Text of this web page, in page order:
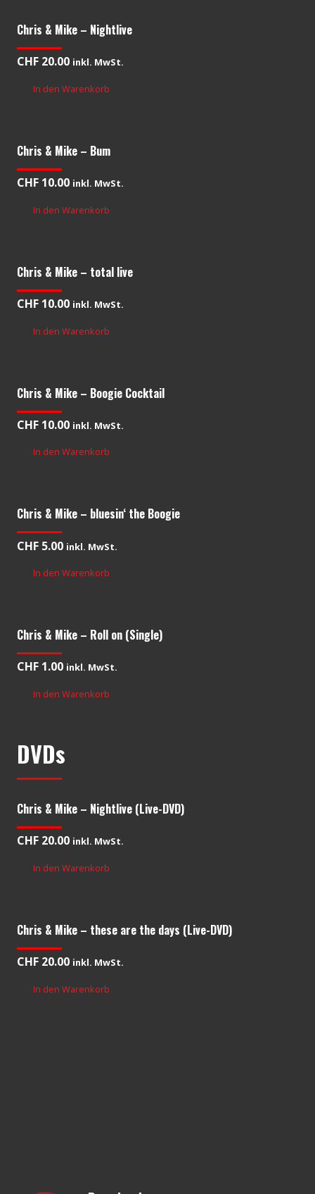
Chris & Mike – Nightlive
CHF 20.00 inkl. MwSt.
In den Warenkorb
Chris & Mike – Bum
CHF 10.00 inkl. MwSt.
In den Warenkorb
Chris & Mike – total live
CHF 10.00 inkl. MwSt.
In den Warenkorb
Chris & Mike – Boogie Cocktail
CHF 10.00 inkl. MwSt.
In den Warenkorb
Chris & Mike – bluesin‘ the Boogie
CHF 5.00 inkl. MwSt.
In den Warenkorb
Chris & Mike – Roll on (Single)
CHF 1.00 inkl. MwSt.
In den Warenkorb
DVDs
Chris & Mike – Nightlive (Live-DVD)
CHF 20.00 inkl. MwSt.
In den Warenkorb
Chris & Mike – these are the days (Live-DVD)
CHF 20.00 inkl. MwSt.
In den Warenkorb